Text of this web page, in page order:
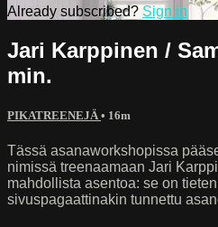
Already subscribed? Sign in
Jari Karppinen /
min.
PIKATREENEJÄ • 16m
Tässä asanaworkshopissa
nimissä treenaamaan Jari
mahdollista asentoa: se on
sivuspagaattinakin tunnettu